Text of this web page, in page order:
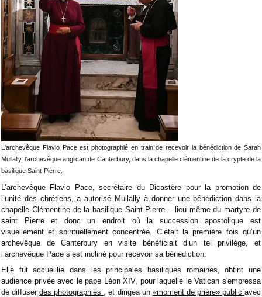
L'archevêque Flavio Pace est photographié en train de recevoir la bénédiction de Sarah
Mullally, l'archevêque anglican de Canterbury, dans la chapelle clémentine de la crypte de la
basilique Saint-Pierre.
L’archevêque Flavio Pace, secrétaire du Dicastère pour la promotion de
l’unité des chrétiens, a autorisé Mullally à donner une bénédiction dans la
chapelle Clémentine de la basilique Saint-Pierre – lieu même du martyre de
saint Pierre et donc un endroit où la succession apostolique est
visuellement et spirituellement concentrée. C’était la première fois qu’un
archevêque de Canterbury en visite bénéficiait d’un tel privilège, et
l’archevêque Pace s’est incliné pour recevoir sa bénédiction.
Elle fut accueillie dans les principales basiliques romaines, obtint une
audience privée avec le pape Léon XIV, pour laquelle le Vatican s'empressa
de diffuserdes photographies , et dirigea un «moment de prière» publicavec